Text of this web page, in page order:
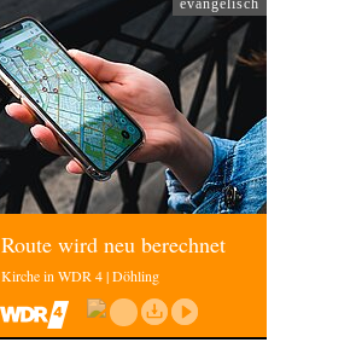
evangelisch
Route wird neu berechnet
Kirche in WDR 4 | Döhling